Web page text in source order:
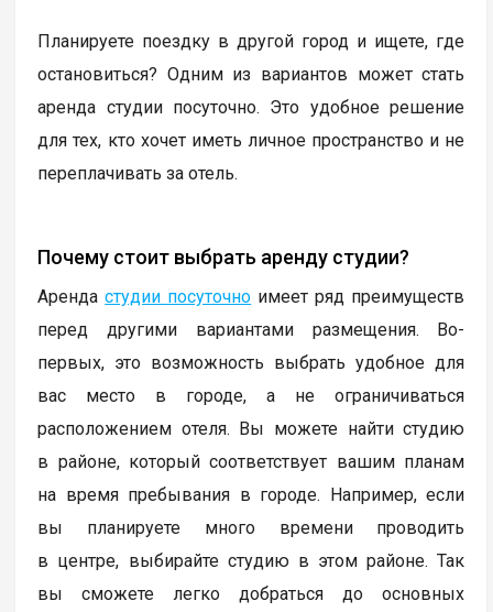
Планируете поездку в другой город и ищете, где
остановиться? Одним из вариантов может стать
аренда студии посуточно. Это удобное решение
для тех, кто хочет иметь личное пространство и не
переплачивать за отель.
Почему стоит выбрать аренду студии?
Арендастудии посуточно имеет ряд преимуществ
перед другими вариантами размещения. Во-
первых, это возможность выбрать удобное для
вас место в городе, а не ограничиваться
расположением отеля. Вы можете найти студию
в районе, который соответствует вашим планам
на время пребывания в городе. Например, если
вы планируете много времени проводить
в центре, выбирайте студию в этом районе. Так
вы сможете легко добраться до основных